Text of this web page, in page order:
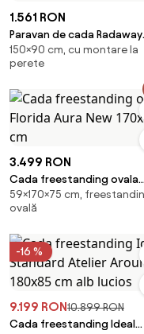
1.561 RON
Paravan de cada Radaway
Modo New PNJ II crom
transparent 90x150 cm
150×90 cm, cu montare la
perete
3.499 RON
Cada freestanding ovala
Florida Aura New 170x75
59×170×75 cm,
ovală
-16 %
9.199 RON10.899 RON
Cada freestanding Ideal